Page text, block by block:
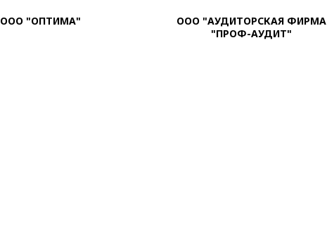
ООО "ОПТИМА"
ООО "АУДИТОРСКАЯ ФИРМА
"ПРОФ-АУДИТ"